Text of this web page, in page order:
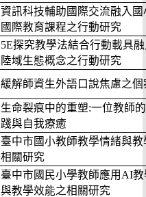
資訊科技輔助國際交流融入國
國際教育課程之行動研究
5E探究教學法結合行動載具
陸域生態概念之行動研究
緩解師資生外語口說焦慮之個
生命裂痕中的重塑:一位教師
踐與自我療癒
臺中市國小教師教學情緒與
相關研究
臺中市國民小學教師應用AI
與教學效能之相關研究